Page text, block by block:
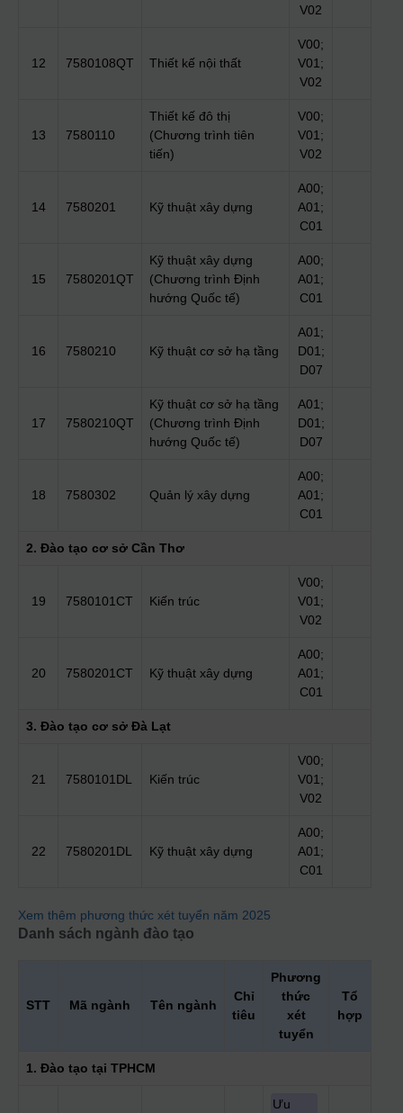
V02
12 7580108QT Thiết kế nội thất
V00;
V01;
V02
13 7580110
Thiết kế đô thị
(Chương trình tiên
tiến)
V00;
V01;
V02
14 7580201 Kỹ thuật xây dựng
A00;
A01;
C01
15 7580201QT
Kỹ thuật xây dựng
(Chương trình Định
hướng Quốc tế)
A00;
A01;
C01
16 7580210 Kỹ thuật cơ sở hạ tầng
A01;
D01;
D07
17 7580210QT
Kỹ thuật cơ sở hạ tầng
(Chương trình Định
hướng Quốc tế)
A01;
D01;
D07
18 7580302 Quản lý xây dựng
A00;
A01;
C01
2. Đào tạo cơ sở Cần Thơ
19 7580101CT Kiến trúc
V00;
V01;
V02
20 7580201CT Kỹ thuật xây dựng
A00;
A01;
C01
3. Đào tạo cơ sở Đà Lạt
21 7580101DL Kiến trúc
V00;
V01;
V02
22 7580201DL Kỹ thuật xây dựng
A00;
A01;
C01
Xem thêm phương thức xét tuyển năm 2025
Danh sách ngành đào tạo
STT Mã ngành Tên ngành
Chỉ
tiêu
Phương
thức
xét
tuyển
Tổ
hợp
1. Đào tạo tại TPHCM
Ưu